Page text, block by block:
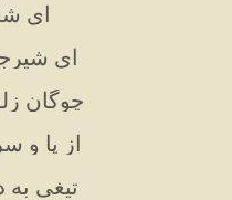
ای
ای
چوگان
از پا و سر
تیغی